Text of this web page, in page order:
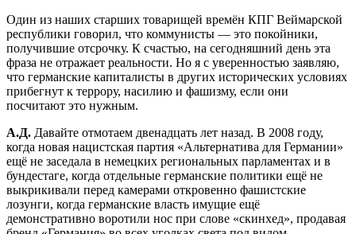
Один из наших старших товарищей времён КПГ Веймарской
республики говорил, что коммунисты — это покойники,
получившие отсрочку. К счастью, на сегодняшний день эта
фраза не отражает реальности. Но я с уверенностью заявляю,
что германские капиталисты в других исторических условиях
прибегнут к террору, насилию и фашизму, если они
посчитают это нужным.
А.Д. Давайте отмотаем двенадцать лет назад. В 2008 году,
когда новая нацистская партия «Альтернатива для Германии»
ещё не заседала в немецких региональных парламентах и в
бундестаге, когда отдельные германские политики ещё не
выкрикивали перед камерами откровенно фашистские
лозунги, когда германские власть имущие ещё
демонстративно воротили нос при слове «скинхед», продавая